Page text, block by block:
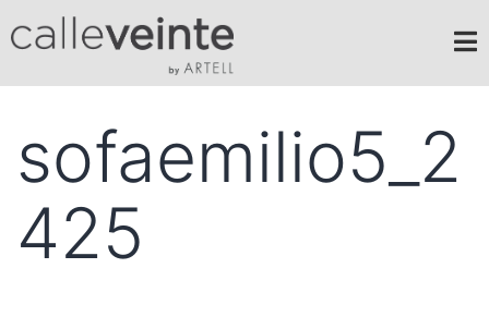
sofaemilio5_2
425